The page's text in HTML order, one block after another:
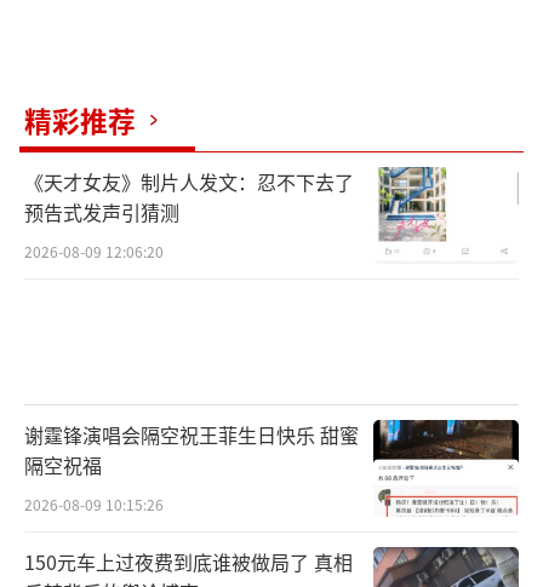
精彩推荐
《天才女友》制片人发文：忍不下去了
预告式发声引猜测
2026-08-09 12:06:20
谢霆锋演唱会隔空祝王菲生日快乐 甜蜜
隔空祝福
2026-08-09 10:15:26
150元车上过夜费到底谁被做局了 真相